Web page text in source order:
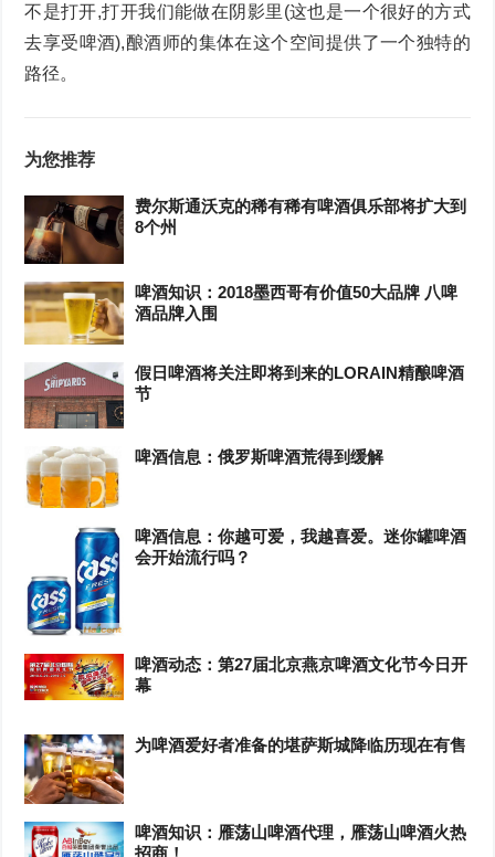
不是打开,打开我们能做在阴影里(这也是一个很好的方式
去享受啤酒),酿酒师的集体在这个空间提供了一个独特的
路径。
为您推荐
费尔斯通沃克的稀有稀有啤酒俱乐部将扩大到
8个州
啤酒知识：2018墨西哥有价值50大品牌 八啤
酒品牌入围
假日啤酒将关注即将到来的LORAIN精酿啤酒
节
啤酒信息：俄罗斯啤酒荒得到缓解
啤酒信息：你越可爱，我越喜爱。迷你罐啤酒
会开始流行吗？
啤酒动态：第27届北京燕京啤酒文化节今日开
幕
为啤酒爱好者准备的堪萨斯城降临历现在有售
啤酒知识：雁荡山啤酒代理，雁荡山啤酒火热
招商！